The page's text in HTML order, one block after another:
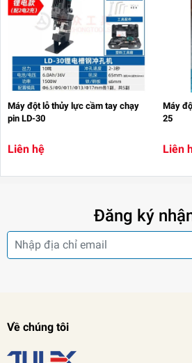
Máy đột lỗ thủy lực cầm tay chạy
pin LD-30
Liên hệ
Máy
25
Liên
Đăng ký
Về chúng tôi